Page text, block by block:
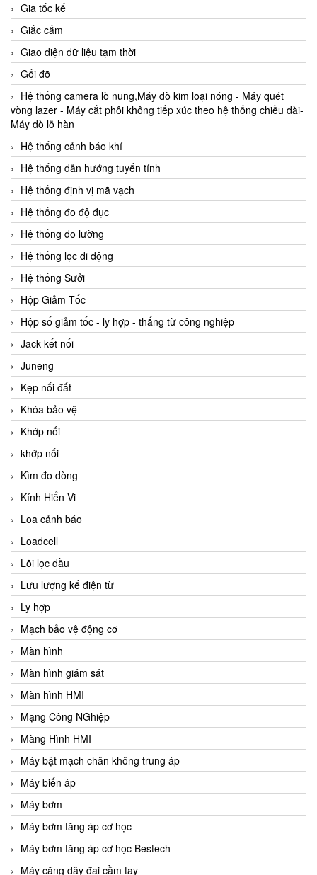
Gia tốc kế
Giắc cắm
Giao diện dữ liệu tạm thời
Gối đỡ
Hệ thống camera lò nung,Máy dò kim loại nóng - Máy quét
vòng lazer - Máy cắt phôi không tiếp xúc theo hệ thống chiều dài-
Máy dò lỗ hàn
Hệ thống cảnh báo khí
Hệ thống dẫn hướng tuyến tính
Hệ thống định vị mã vạch
Hệ thống đo độ đục
Hệ thống đo lường
Hệ thống lọc di động
Hệ thống Sưởi
Hộp Giảm Tốc
Hộp số giảm tốc - ly hợp - thắng từ công nghiệp
Jack kết nối
Juneng
Kẹp nối đất
Khóa bảo vệ
Khớp nối
khớp nối
Kìm đo dòng
Kính Hiển Vi
Loa cảnh báo
Loadcell
Lõi lọc dầu
Lưu lượng kế điện từ
Ly hợp
Mạch bảo vệ động cơ
Màn hình
Màn hình giám sát
Màn hình HMI
Mạng Công NGhiệp
Màng Hình HMI
Máy bật mạch chân không trung áp
Máy biến áp
Máy bơm
Máy bơm tăng áp cơ học
Máy bơm tăng áp cơ học Bestech
Máy căng dây đai cầm tay